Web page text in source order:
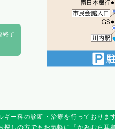
終了
ー科の診断・治療を行っております
しの方でもお気軽に『かみむら耳